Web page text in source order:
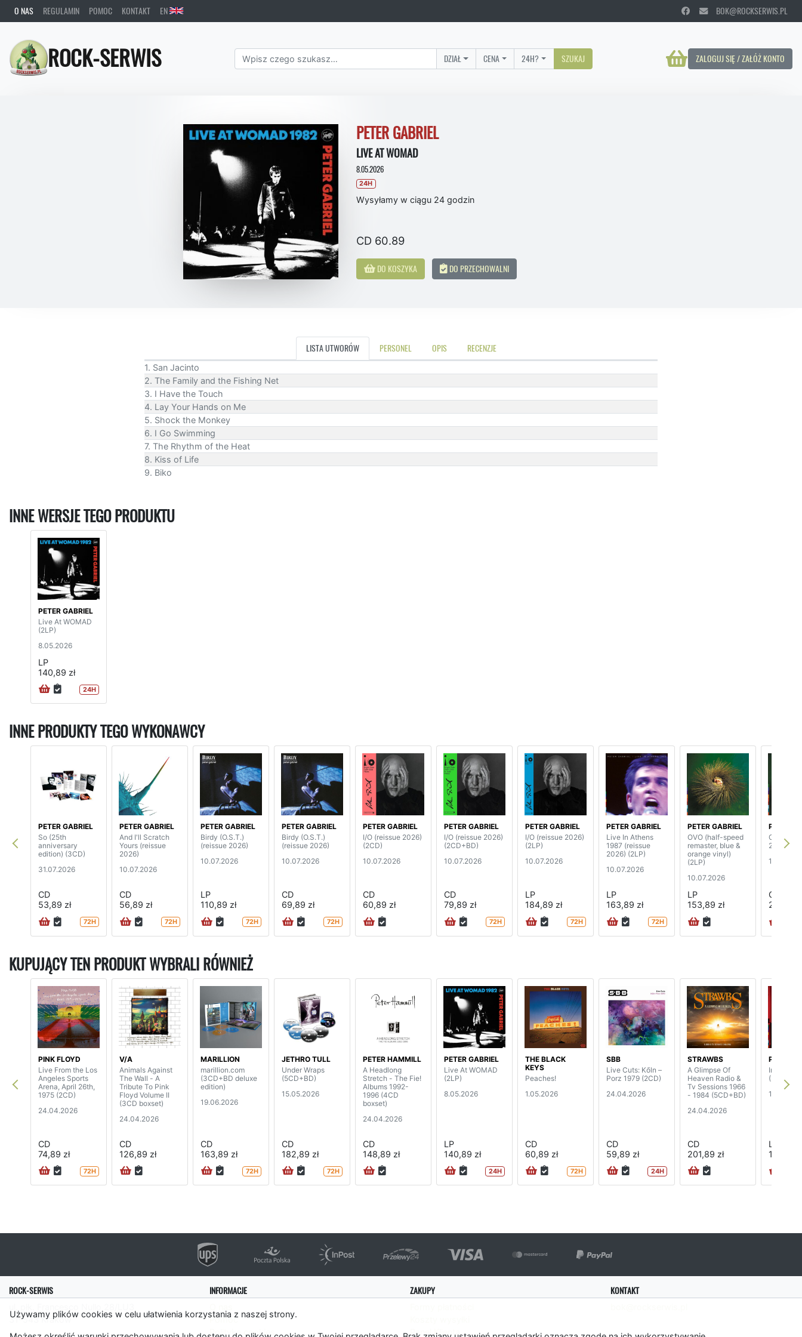
Używamy plików cookies w celu ułatwienia korzystania z naszej strony.
O NAS REGULAMIN POMOC KONTAKT EN BOK@ROCKSERWIS.PL
ROCK-SERWIS ZALOGUJ SIĘ / ZAŁÓŻ KONTO
DZIAŁ CENA 24H? SZUKAJ
PETER GABRIEL
LIVE AT WOMAD
8.05.2026
24H
Wysyłamy w ciągu 24 godzin
CD 60.89
DO KOSZYKA DO PRZECHOWALNI
LISTA UTWORÓW PERSONEL OPIS RECENZJE
1. San Jacinto
2. The Family and the Fishing Net
3. I Have the Touch
4. Lay Your Hands on Me
5. Shock the Monkey
6. I Go Swimming
7. The Rhythm of the Heat
8. Kiss of Life
9. Biko
INNE WERSJE TEGO PRODUKTU
PETER GABRIEL
Live At WOMAD
(2LP)
8.05.2026
LP
140,89 zł
24H
INNE PRODUKTY TEGO WYKONAWCY
PETER GABRIEL
So (25th
anniversary
edition) (3CD)
31.07.2026
CD
53,89 zł
72H
PETER GABRIEL
And I'll Scratch
Yours (reissue
2026)
10.07.2026
CD
56,89 zł
72H
PETER GABRIEL
Birdy (O.S.T.)
(reissue 2026)
10.07.2026
LP
110,89 zł
72H
PETER GABRIEL
Birdy (O.S.T.)
(reissue 2026)
10.07.2026
CD
69,89 zł
72H
PETER GABRIEL
I/O (reissue 2026)
(2CD)
10.07.2026
CD
60,89 zł
PETER GABRIEL
I/O (reissue 2026)
(2CD+BD)
10.07.2026
CD
79,89 zł
72H
PETER GABRIEL
I/O (reissue 2026)
(2LP)
10.07.2026
LP
184,89 zł
72H
PETER GABRIEL
Live In Athens
1987 (reissue
2026) (2LP)
10.07.2026
LP
163,89 zł
72H
PETER GABRIEL
OVO (half-speed
remaster, blue &
orange vinyl)
(2LP)
10.07.2026
LP
153,89 zł
PETER
OVO
2026)
CD
28,89 zł
KUPUJĄCY TEN PRODUKT WYBRALI RÓWNIEŻ
PINK FLOYD
Live From the Los
Angeles Sports
Arena, April 26th,
1975 (2CD)
24.04.2026
CD
74,89 zł
72H
V/A
Animals Against
The Wall - A
Tribute To Pink
Floyd Volume II
(3CD boxset)
24.04.2026
CD
126,89 zł
MARILLION
marillion.com
(3CD+BD deluxe
edition)
19.06.2026
CD
163,89 zł
72H
JETHRO TULL
Under Wraps
(5CD+BD)
15.05.2026
CD
182,89 zł
72H
PETER HAMMILL
A Headlong
Stretch - The Fie!
Albums 1992-
1996 (4CD
boxset)
24.04.2026
CD
148,89 zł
PETER GABRIEL
Live At WOMAD
(2LP)
8.05.2026
LP
140,89 zł
24H
THE BLACK
KEYS
Peaches!
1.05.2026
CD
60,89 zł
72H
SBB
Live Cuts: Kőln –
Porz 1979 (2CD)
24.04.2026
CD
59,89 zł
24H
STRAWBS
A Glimpse Of
Heaven Radio &
Tv Sessions 1966
- 1984 (5CD+BD)
24.04.2026
CD
201,89 zł
PETER
In The
(2LP)
LP
140,89
ROCK-SERWIS
31-543 Kraków
INFORMACJE
Pomoc
Polityka cookies
ZAKUPY
Panel Klienta
KONTAKT